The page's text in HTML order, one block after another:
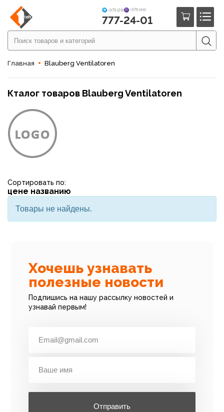
+375 (29) +375 (44)
777-24-01
Главная Blauberg Ventilatoren
Кталог товаров Blauberg Ventilatoren
Сортировать по:
цене названию
Товары не найдены.
Хочешь узнавать
полезные новости
Подпишись на нашу рассылку новостей и
узнавай первым!
Отправить